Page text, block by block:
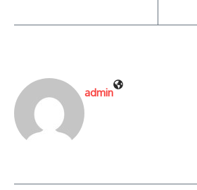
admin